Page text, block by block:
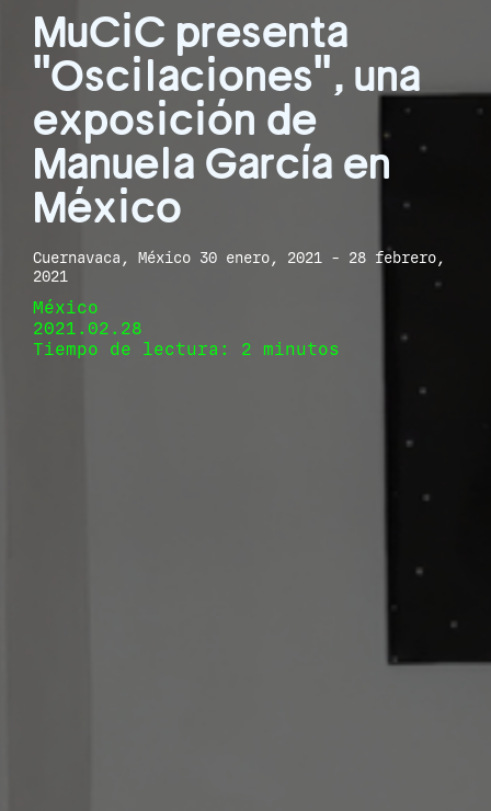
MuCiC presenta
"Oscilaciones", una
exposición de
Manuela García en
México
Cuernavaca, México 30 enero, 2021 - 28 febrero,
2021
México
2021.02.28
Tiempo de lectura: 2 minutos